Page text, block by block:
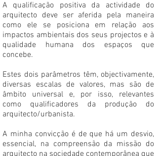
A qualificação positiva da actividade do
arquitecto deve ser aferida pela maneira
como ele se posiciona em relação aos
impactos ambientais dos seus projectos e à
qualidade humana dos espaços que
concebe.
Estes dois parâmetros têm, objectivamente,
diversas escalas de valores, mas são de
âmbito universal e, por isso, relevantes
como qualificadores da produção do
arquitecto/urbanista.
A minha convicção é de que há um desvio,
essencial, na compreensão da missão do
arquitecto na sociedade contemporânea que